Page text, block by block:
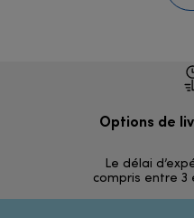
Options de
Le délai
compris entre 3